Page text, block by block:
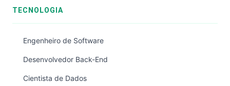
TECNOLOGIA
Engenheiro de Software
Desenvolvedor Back-End
Cientista de Dados